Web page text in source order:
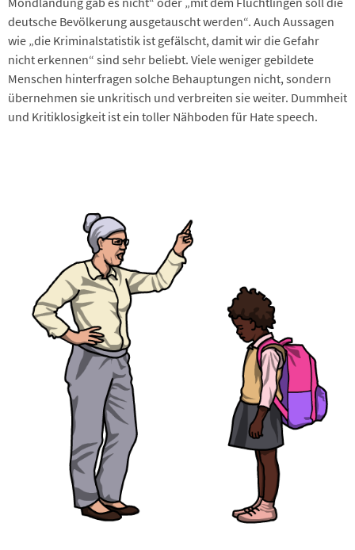
deutsche Bevölkerung ausgetauscht werden“. Auch Aussagen
wie „die Kriminalstatistik ist gefälscht, damit wir die Gefahr
nicht erkennen“ sind sehr beliebt. Viele weniger gebildete
Menschen hinterfragen solche Behauptungen nicht, sondern
übernehmen sie unkritisch und verbreiten sie weiter. Dummheit
und Kritiklosigkeit ist ein toller Nähboden für Hate speech.